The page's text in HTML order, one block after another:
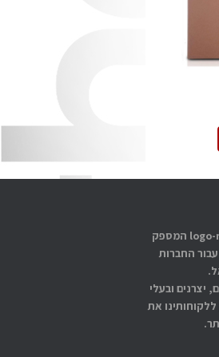
אתוס עסקים מפעילה את אתר logo-me.co.il המספק
החברות
יצרנים ובעלי
את